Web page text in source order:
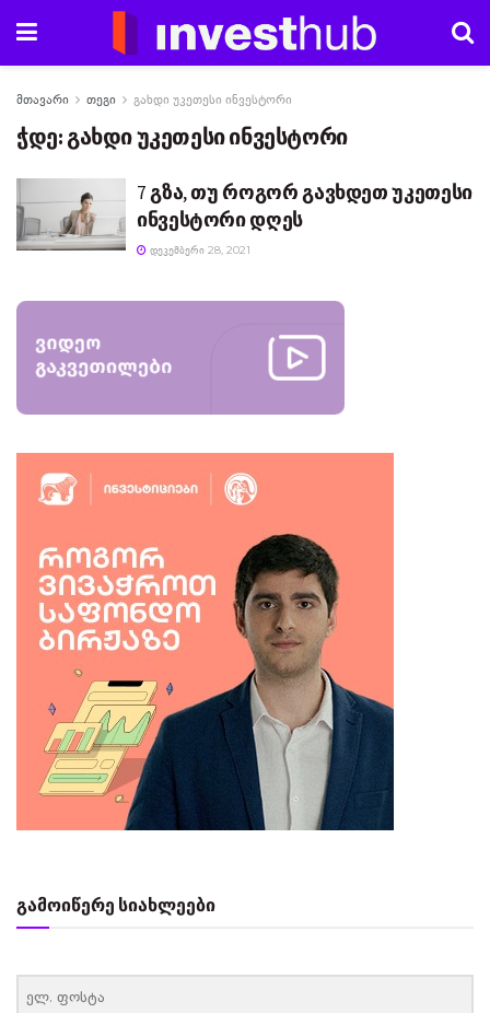
მთავარი თეგი გახდი უკეთესი ინვესტორი
ჭდე:გახდი უკეთესი ინვესტორი
7 გზა, თუ როგორ გავხდეთ უკეთესი
ინვესტორი დღეს
ᲓᲔᲙᲔᲛᲑᲔᲠᲘ 28, 2021
გამოიწერე სიახლეები